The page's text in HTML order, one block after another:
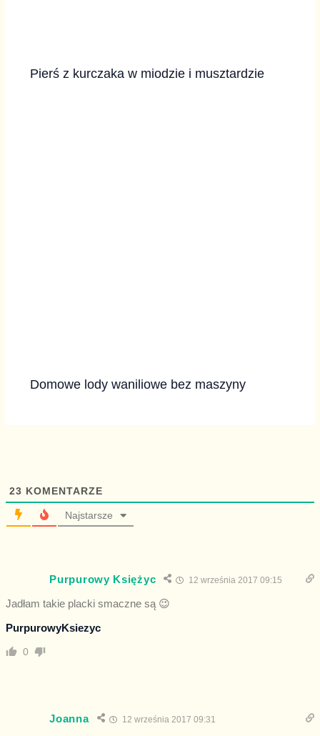
Pierś z kurczaka w miodzie i musztardzie
Domowe lody waniliowe bez maszyny
23 KOMENTARZE
Najstarsze
Purpurowy Księżyc 12 września 2017 09:15
Jadłam takie placki smaczne są 😉
PurpurowyKsiezyc
0
Joanna 12 września 2017 09:31